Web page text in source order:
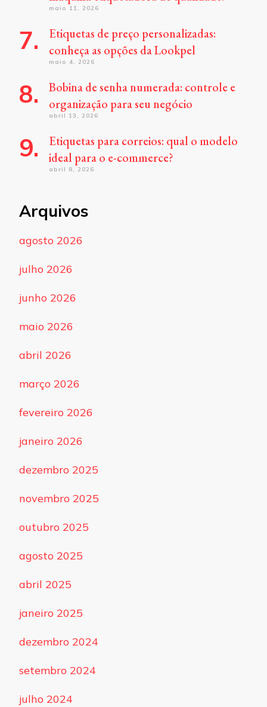
maio 11, 2026
Etiquetas de preço personalizadas:
conheça as opções da Lookpel
maio 4, 2026
Bobina de senha numerada: controle e
organização para seu negócio
abril 13, 2026
Etiquetas para correios: qual o modelo
ideal para o e-commerce?
abril 8, 2026
Arquivos
agosto 2026
julho 2026
junho 2026
maio 2026
abril 2026
março 2026
fevereiro 2026
janeiro 2026
dezembro 2025
novembro 2025
outubro 2025
agosto 2025
abril 2025
janeiro 2025
dezembro 2024
setembro 2024
julho 2024